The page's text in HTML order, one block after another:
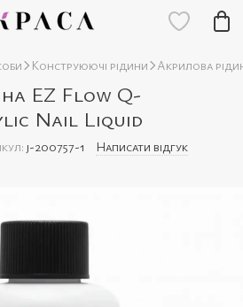
Конструюючі рідини Акрилова
EZ Flow Q-
Nail Liquid
j-200757-1 Написати відгук